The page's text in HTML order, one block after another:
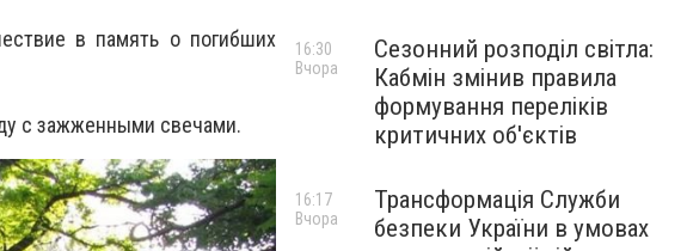
в память о погибших
с зажженными свечами.
Сезонний розподіл світла:
Кабмін змінив правила
формування переліків
критичних об'єктів
16:30
Вчора
Трансформація Служби
безпеки України в умовах
16:17
Вчора